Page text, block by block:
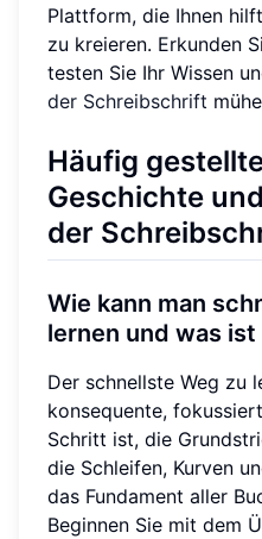
Plattform, die Ihnen
zu kreieren. Erkunden
testen Sie Ihr Wissen
der Schreibschrift
Häufig
Geschichte
der
Wie kann man
lernen und was
Der schnellste Weg zu
konsequente,
Schritt ist, die
die Schleifen, Kurven
das Fundament aller
Beginnen Sie mit dem